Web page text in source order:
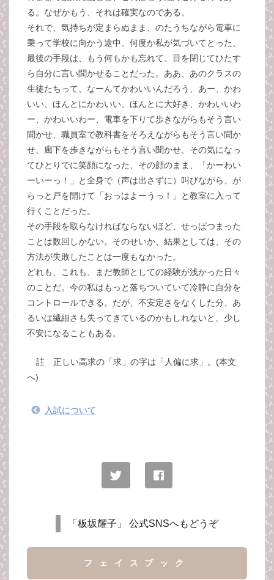
る。なぜかもう、それは確実なのである。
それで、気持ちが定まらぬまま、のたうちながら電車に
乗って学校に向かう途中、何度か私が気づいてとった、
最後の手段は、もう何もかも忘れて、目を閉じてひたす
ら自分に言い聞かせることだった。ああ、あのクラスの
生徒たちって、なーんてかわいいんだろう、あー、かわ
いい、ほんとにかわいい、ほんとに大好き、かわいいわ
ー、かわいいわー、電車を下りて歩きながらもそう言い
聞かせ、職員室で教科書をそろえながらもそう言い聞か
せ、廊下を歩きながらもそう言い聞かせ、その気になっ
てひとりでに笑顔になった、その顔のまま、「かーわい
ーいーっ！」と全身で（声は出さずに）叫びながら、が
らっと戸を開けて「おっはよーうっ！」と教室に入って
行くことだった。
その手段を取らなければならないほど、せっぱつまった
ことは数回しかない。そのせいか、結果としては、その
方法が失敗したことは一度もなかった。
どれも、これも、まだ教師としての経験が浅かった日々
のことだ。今の私はもっと落ちついていて冷静に自分を
コントロールできる。だが、不安定さをなくした分、あ
るいは繊細さも失ってきているのかもしれないと、少し
不安になることもある。
註 正しい高求の「求」の字は「人偏に求」。(本文
へ)
入試について
「板坂耀子」 公式SNSへもどうぞ
フェイスブック